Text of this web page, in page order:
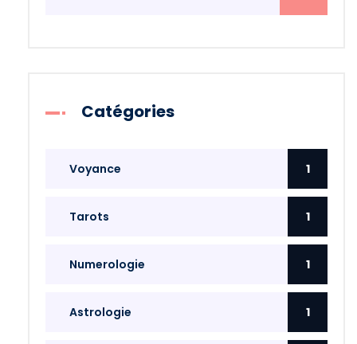
Catégories
Voyance 1
Tarots 1
Numerologie 1
Astrologie 1